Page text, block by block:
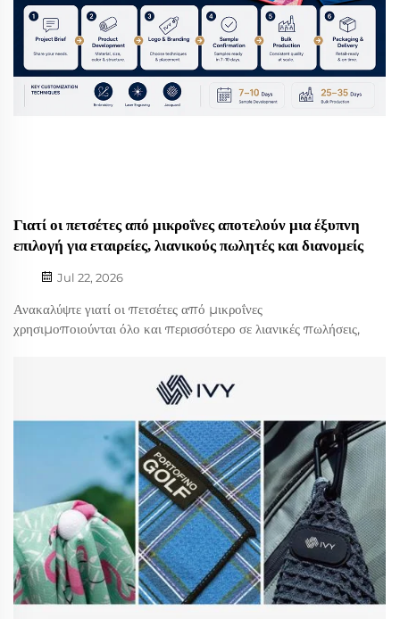
Γιατί οι πετσέτες από μικροΐνες αποτελούν μια έξυπνη
επιλογή για εταιρείες, λιανικούς πωλητές και διανομείς
Jul 22, 2026
Ανακαλύψτε γιατί οι πετσέτες από μικροΐνες
χρησιμοποιούνται όλο και περισσότερο σε λιανικές πωλήσεις,
υλικό, τον κατάλληλο σχεδιασμό και τις κατάλληλες επιλογές
προσαρμογής για την αγορά σας. Για εταιρείες, λιανικούς
πωλητές και διανομείς, η επιλογή του κατάλληλου...